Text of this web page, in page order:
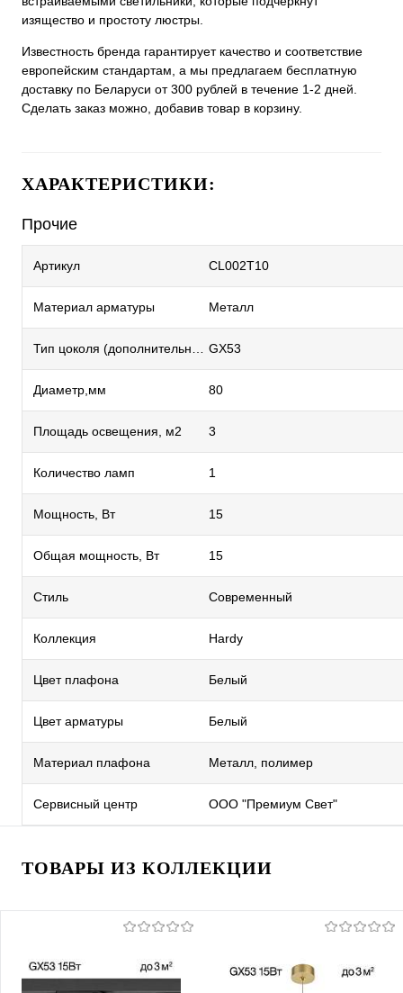
изящество и простоту люстры.
Известность бренда гарантирует качество и соответствие
европейским стандартам, а мы предлагаем бесплатную
доставку по Беларуси от 300 рублей в течение 1-2 дней.
Сделать заказ можно, добавив товар в корзину.
ХАРАКТЕРИСТИКИ:
Прочие
Артикул CL002T10
Материал арматуры Металл
GX53
Диаметр,мм 80
Площадь освещения, м2 3
Количество ламп 1
Мощность, Вт 15
Общая мощность, Вт 15
Стиль Современный
Коллекция Hardy
Цвет плафона Белый
Цвет арматуры Белый
Материал плафона Металл, полимер
Сервисный центр ООО "Премиум Свет"
ТОВАРЫ ИЗ КОЛЛЕКЦИИ